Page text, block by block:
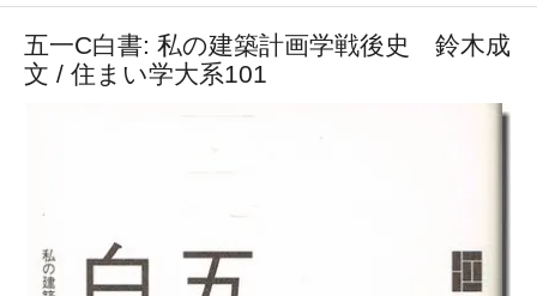
五一C白書: 私の建築計画学戦後史 鈴木成
文 / 住まい学大系101